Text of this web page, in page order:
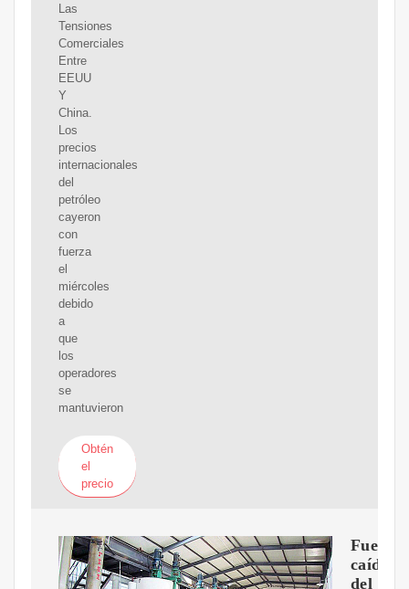
Las
Tensiones
Comerciales
Entre
EEUU
Y
China.
Los
precios
internacionales
del
petróleo
cayeron
con
fuerza
el
miércoles
debido
a
que
los
operadores
se
mantuvieron
Obtén
el
precio
Fuerte
caída
del